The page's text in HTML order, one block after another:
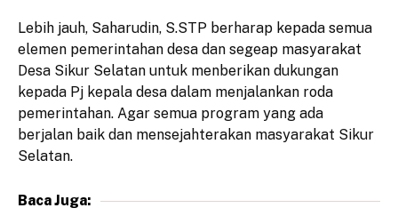
Lebih jauh, Saharudin, S.STP berharap kepada semua
elemen pemerintahan desa dan segeap masyarakat
Desa Sikur Selatan untuk menberikan dukungan
kepada Pj kepala desa dalam menjalankan roda
pemerintahan. Agar semua program yang ada
berjalan baik dan mensejahterakan masyarakat Sikur
Selatan.
Baca Juga: